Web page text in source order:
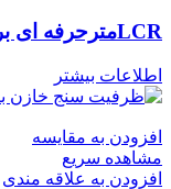
LCRمترحرفه ای برند LUTRON مدل LCR-9184
اطلاعات بیشتر
افزودن به مقایسه
مشاهده سریع
افزودن به علاقه مندی